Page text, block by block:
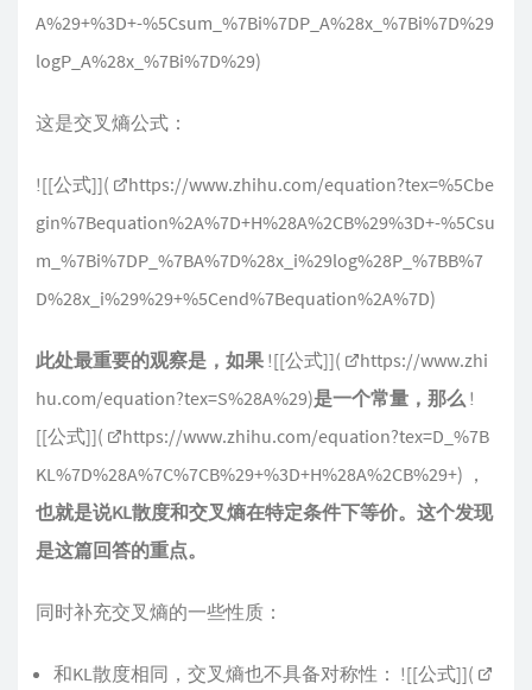
A%29+%3D+-%5Csum_%7Bi%7DP_A%28x_%7Bi%7D%29
logP_A%28x_%7Bi%7D%29)
这是交叉熵公式：
![[公式]](
https://www.zhihu.com/equation?tex=%5Cbe
gin%7Bequation%2A%7D+H%28A%2CB%29%3D+-%5Csu
m_%7Bi%7DP_%7BA%7D%28x_i%29log%28P_%7BB%7
D%28x_i%29%29+%5Cend%7Bequation%2A%7D)
此处最重要的观察是，如果 ![[公式]](
https://www.zhi
hu.com/equation?tex=S%28A%29)是一个常量，那么 !
[[公式]](
https://www.zhihu.com/equation?tex=D_%7B
KL%7D%28A%7C%7CB%29+%3D+H%28A%2CB%29+) ，
也就是说KL散度和交叉熵在特定条件下等价。这个发现
是这篇回答的重点。
同时补充交叉熵的一些性质：
和KL散度相同，交叉熵也不具备对称性： ![[公式]](